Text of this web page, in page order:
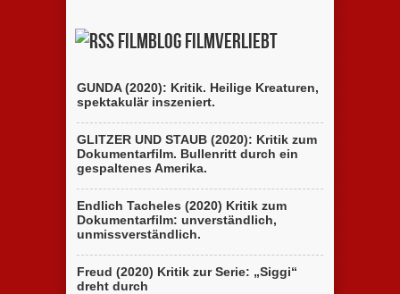
Filmblog filmverliebt
GUNDA (2020): Kritik. Heilige Kreaturen,
spektakulär inszeniert.
GLITZER UND STAUB (2020): Kritik zum
Dokumentarfilm. Bullenritt durch ein
gespaltenes Amerika.
Endlich Tacheles (2020) Kritik zum
Dokumentarfilm: unverständlich,
unmissverständlich.
Freud (2020) Kritik zur Serie: „Siggi“
dreht durch